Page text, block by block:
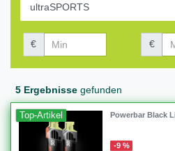
€ €
5 Ergebnisse gefunden
Top-Artikel Powerbar Black
-9 %